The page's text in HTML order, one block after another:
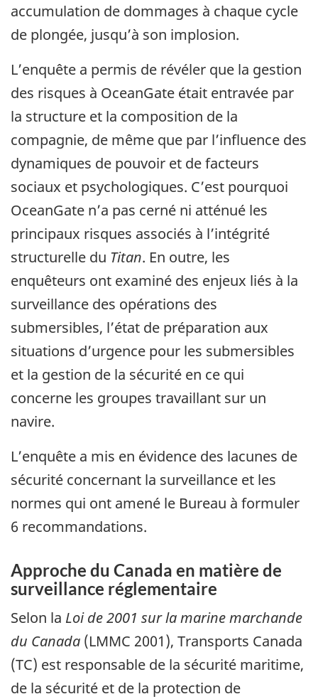
accumulation de dommages à chaque cycle
de plongée, jusqu’à son implosion.
L’enquête a permis de révéler que la gestion
des risques à OceanGate était entravée par
la structure et la composition de la
compagnie, de même que par l’influence des
dynamiques de pouvoir et de facteurs
sociaux et psychologiques. C’est pourquoi
OceanGate n’a pas cerné ni atténué les
principaux risques associés à l’intégrité
structurelle du Titan. En outre, les
enquêteurs ont examiné des enjeux liés à la
surveillance des opérations des
submersibles, l’état de préparation aux
situations d’urgence pour les submersibles
et la gestion de la sécurité en ce qui
concerne les groupes travaillant sur un
navire.
L’enquête a mis en évidence des lacunes de
sécurité concernant la surveillance et les
normes qui ont amené le Bureau à formuler
6 recommandations.
Approche du Canada en matière de
surveillance réglementaire
Selon la Loi de 2001 sur la marine marchande
du Canada (LMMC 2001), Transports Canada
(TC) est responsable de la sécurité maritime,
de la sécurité et de la protection de